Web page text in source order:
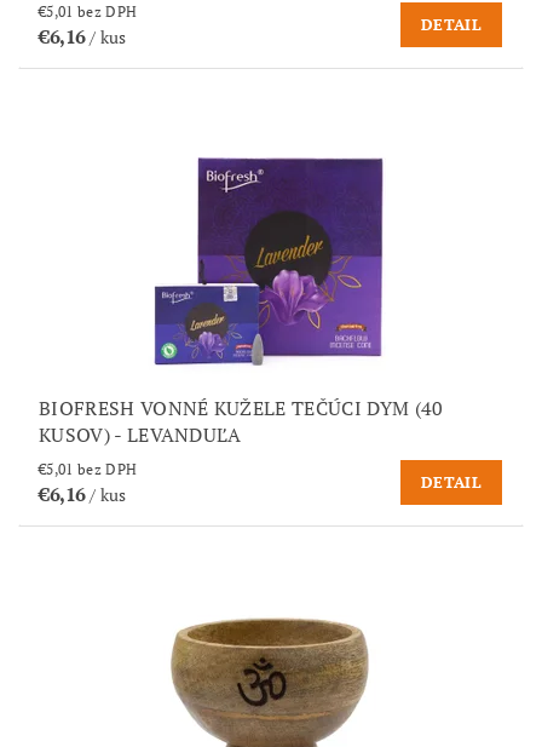
€5,01 bez DPH
€6,16/ kus
DETAIL
BIOFRESH VONNÉ KUŽELE TEČÚCI DYM (40
KUSOV) - LEVANDUĽA
€5,01 bez DPH
€6,16/ kus
DETAIL